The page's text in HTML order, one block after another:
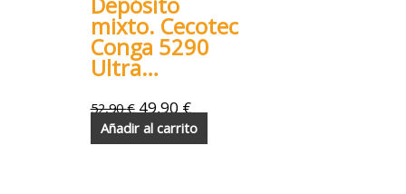
mixto. Cecotec
Conga 5290
Ultra
Ultimate
Absolute
52,90€ 49,90 €
Añadir al carrito